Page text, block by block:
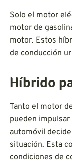
Solo el motor
motor de
motor. Estos
de conducción
Híbrido
Tanto el motor
pueden
automóvil
situación. Esta
condiciones de